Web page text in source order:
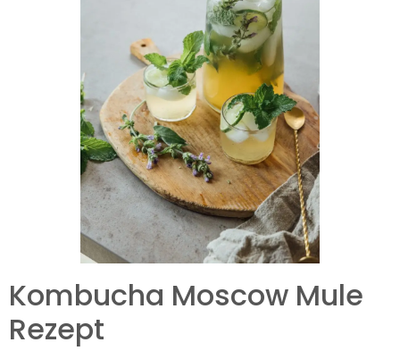
Kombucha Moscow Mule
Rezept